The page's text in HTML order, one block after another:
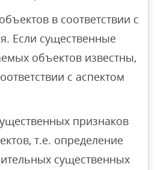
в соответствии с
Если существенные
объектов известны,
с аспектом
признаков
т.е. определение
существенных